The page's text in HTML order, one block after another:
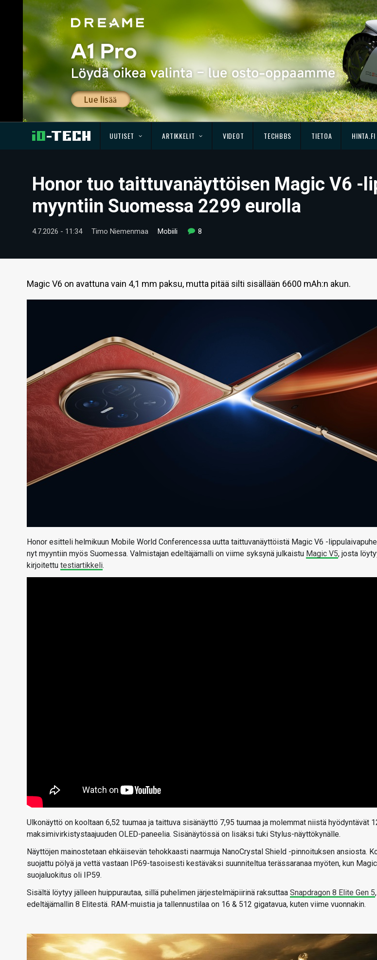
UUTISET ARTIKKELIT VIDEOT TECHBBS TIETOA HINTA.FI
Honor tuo taittuvanäyttöisen Magic V6 -
myyntiin Suomessa 2299 eurolla
4.7.2026 - 11:34 Timo Niemenmaa Mobiili 8
Magic V6 on avattuna vain 4,1 mm paksu, mutta pitää silti sisällään 6600 mAh:n akun.
Honor esitteli helmikuun Mobile World Conferencessa uutta taittuvanäyttöistä Magic V6 -
nyt myyntiin myös Suomessa. Valmistajan edeltäjämalli on viime syksynä julkaistu Magic V5, josta
kirjoitettu testiartikkeli.
Ulkonäyttö on kooltaan 6,52 tuumaa ja taittuva sisänäyttö 7,95 tuumaa ja molemmat niistä hyödyntävät
maksimivirkistystaajuuden OLED-paneelia. Sisänäytössä on lisäksi tuki Stylus-näyttökynälle.
Näyttöjen mainostetaan ehkäisevän tehokkaasti naarmuja NanoCrystal Shield -pinnoituksen ansiosta.
suojattu pölyä ja vettä vastaan IP69-tasoisesti kestäväksi suunniteltua terässaranaa myöten, kun
suojaluokitus oli IP59.
Sisältä löytyy jälleen huippurautaa, sillä puhelimen järjestelmäpiirinä raksuttaa Snapdragon 8 Elite Gen 5
edeltäjämallin 8 Elitestä. RAM-muistia ja tallennustilaa on 16 & 512 gigatavua, kuten viime vuonnakin.